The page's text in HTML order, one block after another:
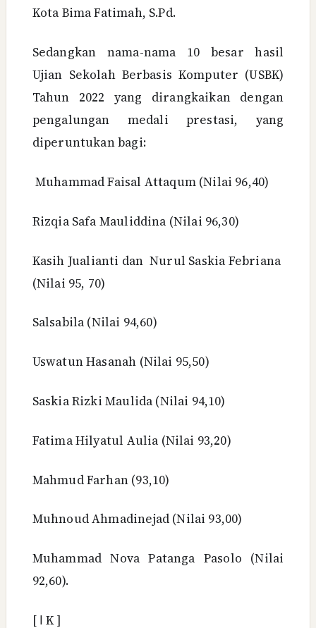
Kota Bima Fatimah, S.Pd.
Sedangkan nama-nama 10 besar hasil
Ujian Sekolah Berbasis Komputer (USBK)
Tahun 2022 yang dirangkaikan dengan
pengalungan medali prestasi, yang
diperuntukan bagi:
Muhammad Faisal Attaqum (Nilai 96,40)
Rizqia Safa Mauliddina (Nilai 96,30)
Kasih Jualianti dan Nurul Saskia Febriana
(Nilai 95, 70)
Salsabila (Nilai 94,60)
Uswatun Hasanah (Nilai 95,50)
Saskia Rizki Maulida (Nilai 94,10)
Fatima Hilyatul Aulia (Nilai 93,20)
Mahmud Farhan (93,10)
Muhnoud Ahmadinejad (Nilai 93,00)
Muhammad Nova Patanga Pasolo (Nilai
92,60).
[ ا K ]